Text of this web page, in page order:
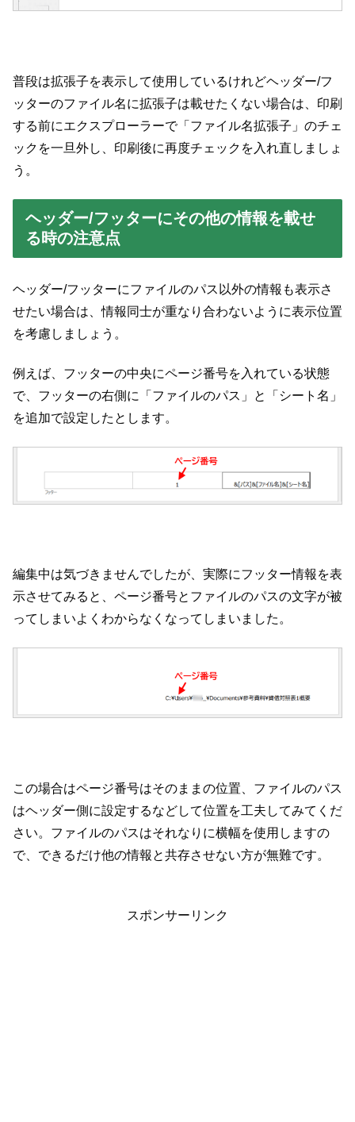
普段は拡張子を表示して使用しているけれどヘッダー/フ
ッターのファイル名に拡張子は載せたくない場合は、印刷
する前にエクスプローラーで「ファイル名拡張子」のチェ
ックを一旦外し、印刷後に再度チェックを入れ直しましょ
う。
ヘッダー/フッターにその他の情報を載せ
る時の注意点
ヘッダー/フッターにファイルのパス以外の情報も表示さ
せたい場合は、情報同士が重なり合わないように表示位置
を考慮しましょう。
例えば、フッターの中央にページ番号を入れている状態
で、フッターの右側に「ファイルのパス」と「シート名」
を追加で設定したとします。
編集中は気づきませんでしたが、実際にフッター情報を表
示させてみると、ページ番号とファイルのパスの文字が被
ってしまいよくわからなくなってしまいました。
この場合はページ番号はそのままの位置、ファイルのパス
はヘッダー側に設定するなどして位置を工夫してみてくだ
さい。ファイルのパスはそれなりに横幅を使用しますの
で、できるだけ他の情報と共存させない方が無難です。
スポンサーリンク